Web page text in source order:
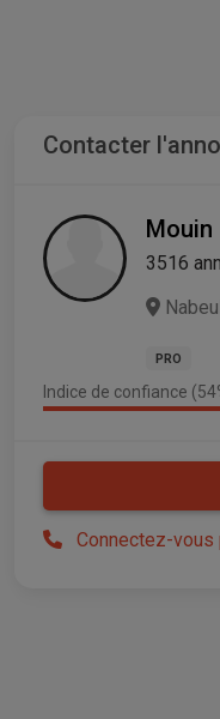
Contacter
Mouin
3516
Nabeul
PRO
Indice de confiance
Connectez-vous